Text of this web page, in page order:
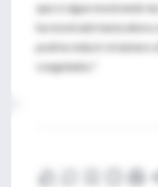
que si sigue mostrando
ha mostrado hasta
podría reducir el número
congelados."